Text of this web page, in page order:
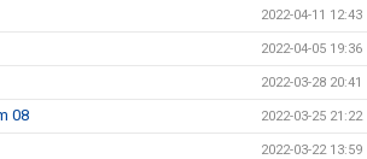
2022-04-11 12:43
2022-04-05 19:36
2022-03-28 20:41
08 2022-03-25 21:22
2022-03-22 13:59